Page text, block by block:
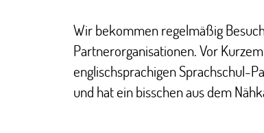
Wir bekommen regelmäßig
Partnerorganisationen. Vor
englischsprachigen Sprachschul-
und hat ein bisschen aus dem